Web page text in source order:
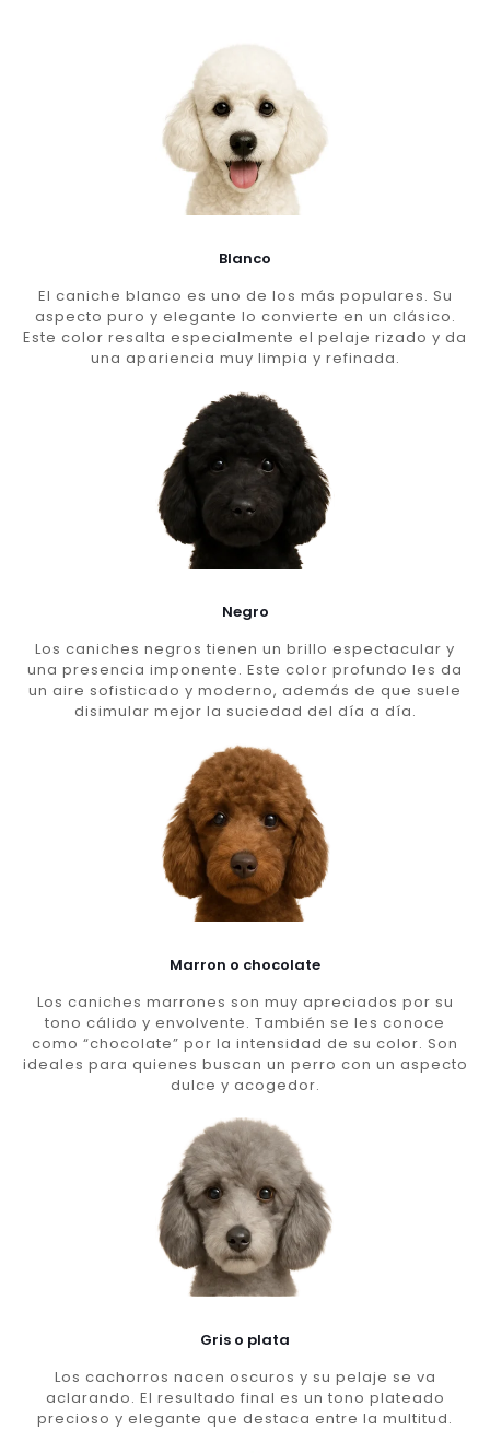
Blanco
El caniche blanco es uno de los más populares. Su
aspecto puro y elegante lo convierte en un clásico.
Este color resalta especialmente el pelaje rizado y da
una apariencia muy limpia y refinada.
Negro
Los caniches negros tienen un brillo espectacular y
una presencia imponente. Este color profundo les da
un aire sofisticado y moderno, además de que suele
disimular mejor la suciedad del día a día.
Marron o chocolate
Los caniches marrones son muy apreciados por su
tono cálido y envolvente. También se les conoce
como “chocolate” por la intensidad de su color. Son
ideales para quienes buscan un perro con un aspecto
dulce y acogedor.
Gris o plata
Los cachorros nacen oscuros y su pelaje se va
aclarando. El resultado final es un tono plateado
precioso y elegante que destaca entre la multitud.